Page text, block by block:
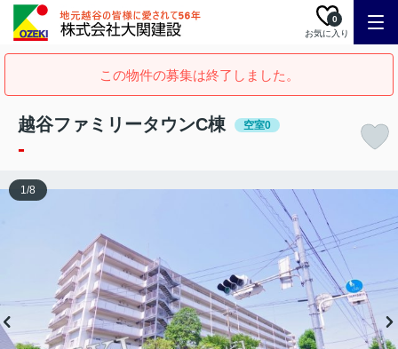
お気に入り
0
この物件の募集は終了しました。
越谷ファミリータウンC棟 空室0
-
1/8